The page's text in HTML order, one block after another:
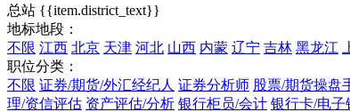
总站 {{item.district_text}}
地标地段：
不限 江西 北京 天津 河北 山西 内蒙 辽宁 吉林 黑龙江
职位分类：
不限 证券/期货/外汇经纪人 证券分析师 股票/期货操盘
理/资信评估 资产评估/分析 银行柜员/会计 银行卡/电子